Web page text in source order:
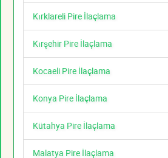
Kırklareli Pire İlaçlama
Kırşehir Pire İlaçlama
Kocaeli Pire İlaçlama
Konya Pire İlaçlama
Kütahya Pire İlaçlama
Malatya Pire İlaçlama